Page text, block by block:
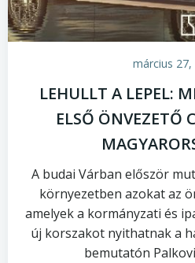
március 27,
LEHULLT A LEPEL:
ELSŐ ÖNVEZETŐ
A budai Várban először
környezetben azokat az
amelyek a kormányzati és
új korszakot nyithatnak a
bemutatón